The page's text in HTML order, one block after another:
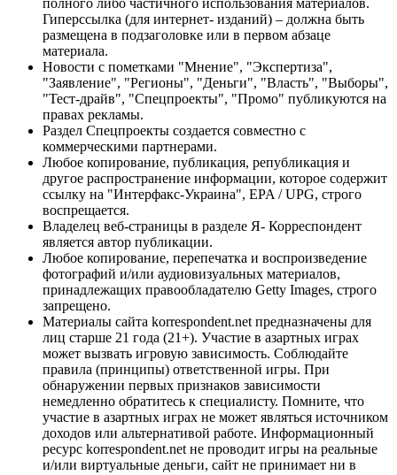
Гиперссылка (для интернет- изданий) – должна быть
размещена в подзаголовке или в первом абзаце
материала.
Новости с пометками "Мнение", "Экспертиза",
"Заявление", "Регионы", "Деньги", "Власть", "Выборы",
"Тест-драйв", "Спецпроекты", "Промо" публикуются на
правах рекламы.
Раздел Спецпроекты создается совместно с
коммерческими партнерами.
Любое копирование, публикация, републикация и
другое распространение информации, которое содержит
ссылку на "Интерфакс-Украина", EPA / UPG, строго
воспрещается.
Владелец веб-страницы в разделе Я- Корреспондент
является автор публикации.
Любое копирование, перепечатка и воспроизведение
фотографий и/или аудиовизуальных материалов,
принадлежащих правообладателю Getty Images, строго
запрещено.
Материалы сайта korrespondent.net предназначены для
лиц старше 21 года (21+). Участие в азартных играх
может вызвать игровую зависимость. Соблюдайте
правила (принципы) ответственной игры. При
обнаружении первых признаков зависимости
немедленно обратитесь к специалисту. Помните, что
участие в азартных играх не может являться источником
доходов или альтернативой работе. Информационный
ресурс korrespondent.net не проводит игры на реальные
и/или виртуальные деньги, сайт не принимает ни в